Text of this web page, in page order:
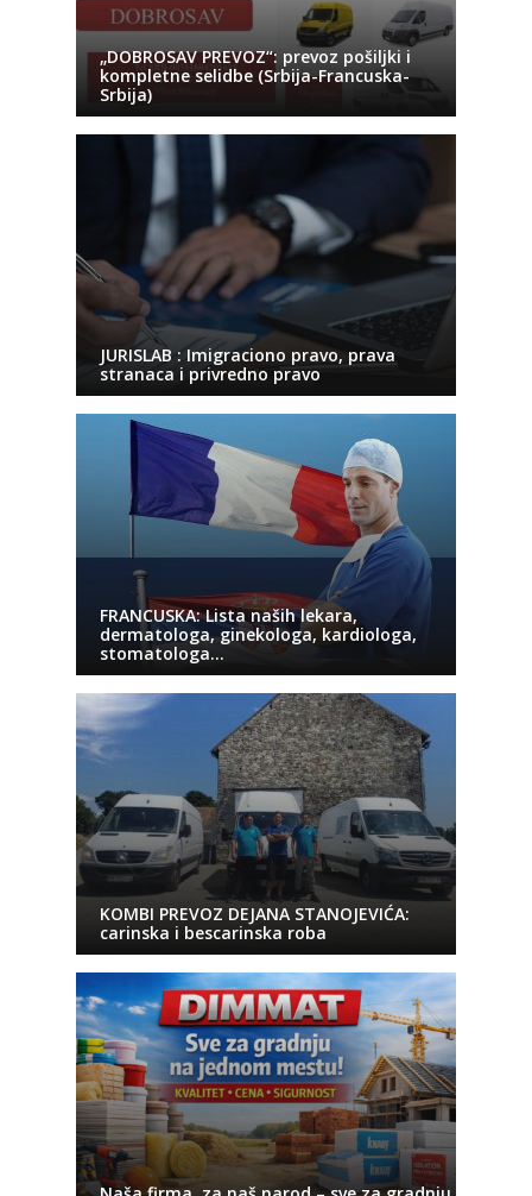
„DOBROSAV PREVOZ“: prevoz pošiljki i
kompletne selidbe (Srbija-Francuska-
Srbija)
JURISLAB : Imigraciono pravo, prava
stranaca i privredno pravo
FRANCUSKA: Lista naših lekara,
dermatologa, ginekologa, kardiologa,
stomatologa…
KOMBI PREVOZ DEJANA STANOJEVIĆA:
carinska i bescarinska roba